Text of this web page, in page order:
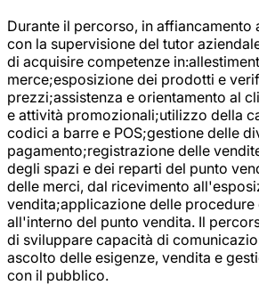
Durante il percorso, in affiancamento
con la supervisione del tutor
di acquisire competenze
merce;esposizione dei prodotti e
prezzi;assistenza e orientamento al
e attività promozionali;utilizzo della
codici a barre e POS;gestione delle
pagamento;registrazione delle
degli spazi e dei reparti del punto
delle merci, dal ricevimento
vendita;applicazione delle procedure
all'interno del punto vendita. Il
di sviluppare capacità di
ascolto delle esigenze, vendita e
con il pubblico.